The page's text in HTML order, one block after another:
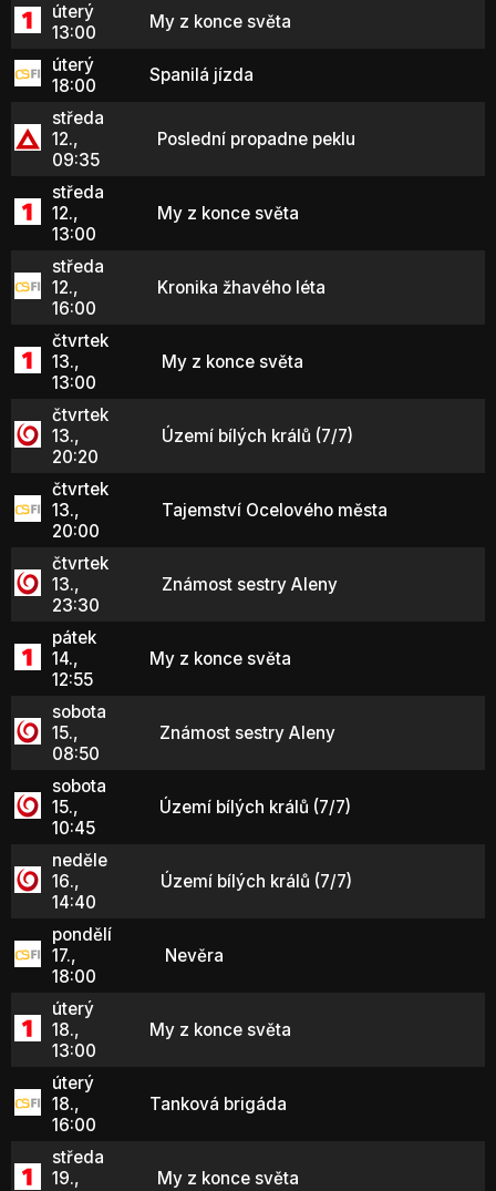
úterý
13:00
My z konce světa
úterý
18:00
Spanilá jízda
středa
12.,
09:35
Poslední propadne peklu
středa
12.,
13:00
My z konce světa
středa
12.,
16:00
Kronika žhavého léta
čtvrtek
13.,
13:00
My z konce světa
čtvrtek
13.,
20:20
Území bílých králů (7/7)
čtvrtek
13.,
20:00
Tajemství Ocelového města
čtvrtek
13.,
23:30
Známost sestry Aleny
pátek
14.,
12:55
My z konce světa
sobota
15.,
08:50
Známost sestry Aleny
sobota
15.,
10:45
Území bílých králů (7/7)
neděle
16.,
14:40
Území bílých králů (7/7)
pondělí
17.,
18:00
Nevěra
úterý
18.,
13:00
My z konce světa
úterý
18.,
16:00
Tanková brigáda
středa
19.,
My z konce světa